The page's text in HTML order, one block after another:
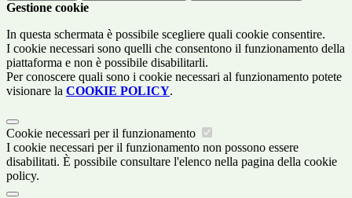
Gestione cookie
In questa schermata è possibile scegliere quali cookie consentire.
I cookie necessari sono quelli che consentono il funzionamento della
piattaforma e non è possibile disabilitarli.
Per conoscere quali sono i cookie necessari al funzionamento potete
visionare la COOKIE POLICY.
Cookie necessari per il funzionamento
I cookie necessari per il funzionamento non possono essere
disabilitati. È possibile consultare l'elenco nella pagina della cookie
policy.